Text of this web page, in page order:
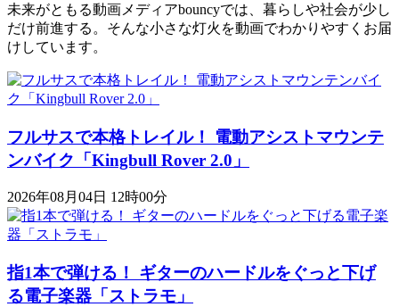
未来がともる動画メディアbouncyでは、暮らしや社会が少し
だけ前進する。そんな小さな灯火を動画でわかりやすくお届
けしています。
フルサスで本格トレイル！ 電動アシストマウンテ
ンバイク「Kingbull Rover 2.0」
2026年08月04日 12時00分
指1本で弾ける！ ギターのハードルをぐっと下げ
る電子楽器「ストラモ」